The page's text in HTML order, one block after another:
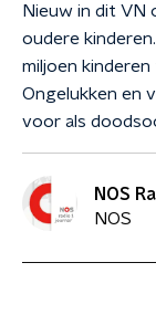
Nieuw in dit
oudere
miljoen
Ongelukken en
voor als
NOS
NOS